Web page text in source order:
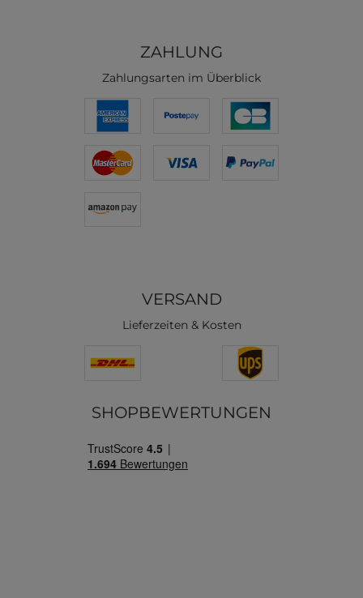
ZAHLUNG
Zahlungsarten im Überblick
VERSAND
Lieferzeiten & Kosten
SHOPBEWERTUNGEN